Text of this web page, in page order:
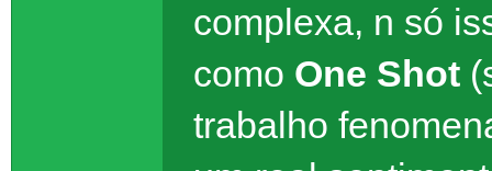
complexa, n só
como One Shot
trabalho